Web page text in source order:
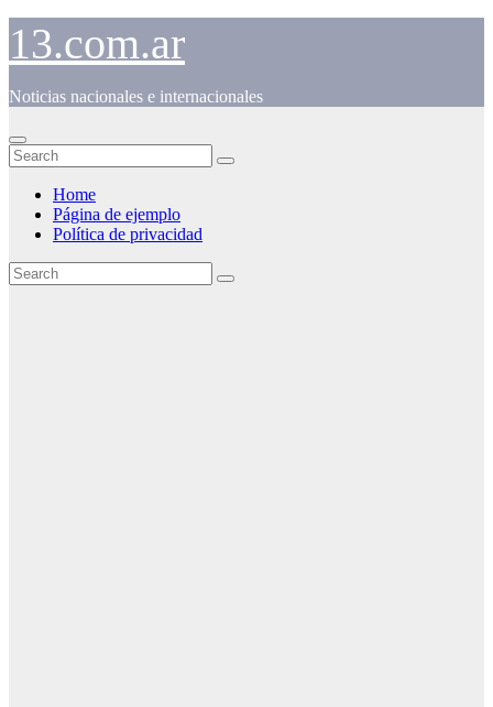
Skip
content
13.com.ar
Noticias nacionales e internacionales
Home
Página de ejemplo
Política de privacidad